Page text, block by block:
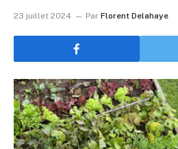
23 juillet 2024 Par Florent Delahaye